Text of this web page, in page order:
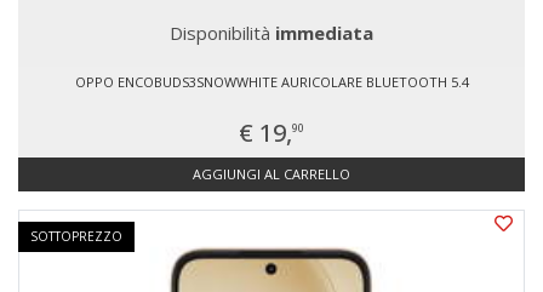
Disponibilità immediata
OPPO ENCOBUDS3SNOWWHITE AURICOLARE BLUETOOTH 5.4
€ 19,90
AGGIUNGI AL CARRELLO
SOTTOPREZZO